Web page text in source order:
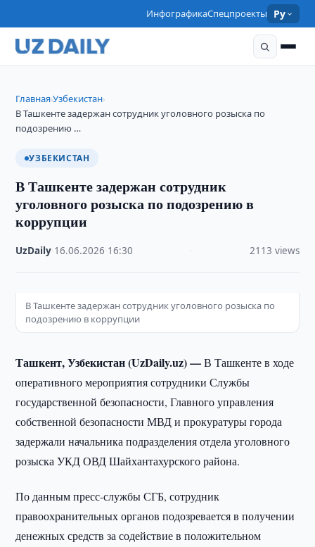
ИнфографикаСпецпроекты Ру
Главная›Узбекистан›
В Ташкенте задержан сотрудник уголовного розыска по
подозрению …
УЗБЕКИСТАН
В Ташкенте задержан сотрудник
уголовного розыска по подозрению в
коррупции
UzDaily 16.06.2026 16:30 2113 views
В Ташкенте задержан сотрудник уголовного розыска по
подозрению в коррупции
Ташкент, Узбекистан (UzDaily.uz) —В Ташкенте в ходе
оперативного мероприятия сотрудники Службы
государственной безопасности, Главного управления
собственной безопасности МВД и прокуратуры города
задержали начальника подразделения отдела уголовного
розыска УКД ОВД Шайхантахурского района.
По данным пресс-службы СГБ, сотрудник
правоохранительных органов подозревается в получении
денежных средств за содействие в положительном